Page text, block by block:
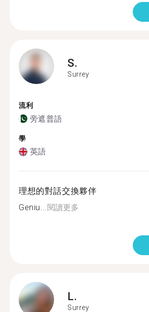
S.
Surrey
流利
旁遮普語
學
英語
理想的對話交換夥伴
Geniu...閱讀更多
L.
Surrey